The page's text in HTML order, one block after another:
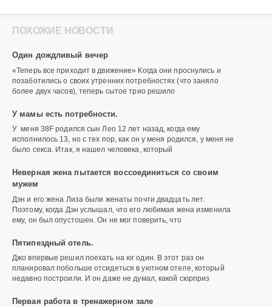
ПОХОЖИЕ НОВОСТИ
Один дождливый вечер
«Теперь все приходит в движение» Когда они проснулись и
позаботились о своих утренних потребностях (что заняло
более двух часов), теперь сытое трио решило
У мамы есть потребности.
У меня 38F родился сын Лео 12 лет назад, когда ему
исполнилось 13, но с тех пор, как он у меня родился, у меня не
было секса. Итак, я нашел человека, который
Неверная жена пытается воссоединиться со своим
мужем
Дэн и его жена Лиза были женаты почти двадцать лет.
Поэтому, когда Дэн услышал, что его любимая жена изменила
ему, он был опустошен. Он не мог поверить, что
Пятипездный отель.
Джо впервые решил поехать на юг один. В этот раз он
планировал побольше отсидеться в уютном отеле, который
недавно построили. И он даже не думал, какой сюрприз
Первая работа в тренажерном зале